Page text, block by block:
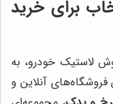
برای خرید
لاستیک خودرو، به
فروشگاه‌های آنلاین و